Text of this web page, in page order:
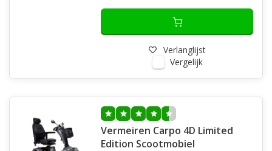
Verlanglijst
Vergelijk
Vermeiren Carpo 4D Limited
Edition Scootmobiel